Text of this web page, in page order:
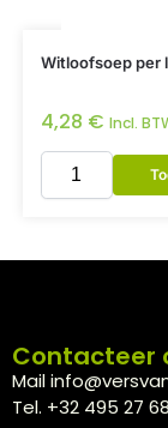
Witloofsoep per
4,28 € Incl.
Contacteer
Mail
Tel. +32 495 27